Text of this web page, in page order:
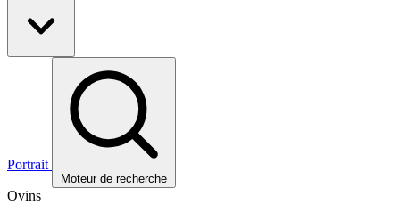
Portrait
Moteur de recherche
Ovins